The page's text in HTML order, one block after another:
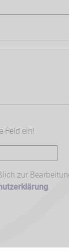
Feld ein!
zur
.